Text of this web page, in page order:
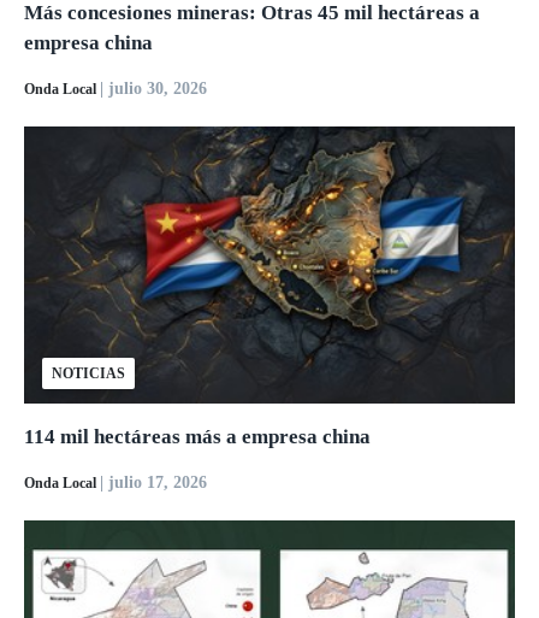
Más concesiones mineras: Otras 45 mil hectáreas a
empresa china
Onda Local | julio 30, 2026
NOTICIAS
114 mil hectáreas más a empresa china
Onda Local | julio 17, 2026